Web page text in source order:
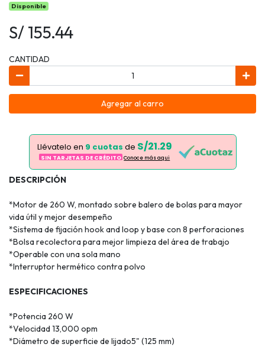
Disponible
S/ 155.44
CANTIDAD
Agregar al carro
Llévatelo en 9 cuotas de S/21.29
SIN TARJETAS DE CRÉDITO Conoce más aqui
DESCRIPCIÓN
*Motor de 260 W, montado sobre balero de bolas para mayor
vida útil y mejor desempeño
*Sistema de fijación hook and loop y base con 8 perforaciones
*Bolsa recolectora para mejor limpieza del área de trabajo
*Operable con una sola mano
*Interruptor hermético contra polvo
ESPECIFICACIONES
*Potencia 260 W
*Velocidad 13,000 opm
*Diámetro de superficie de lijado5" (125 mm)